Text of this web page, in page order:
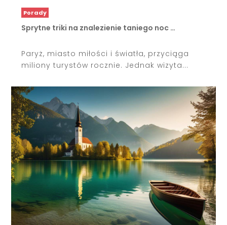
Porady
Sprytne triki na znalezienie taniego noc …
Paryż, miasto miłości i światła, przyciąga
miliony turystów rocznie. Jednak wizyta...